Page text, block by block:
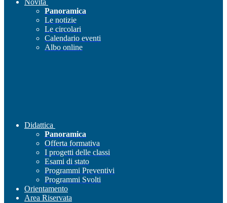
Novità
Panoramica
Le notizie
Le circolari
Calendario eventi
Albo online
Didattica
Panoramica
Offerta formativa
I progetti delle classi
Esami di stato
Programmi Preventivi
Programmi Svolti
Orientamento
Area Riservata